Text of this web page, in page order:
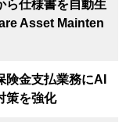
ら仕様書を自動生
Asset Mainten
険金支払業務にAI
策を強化